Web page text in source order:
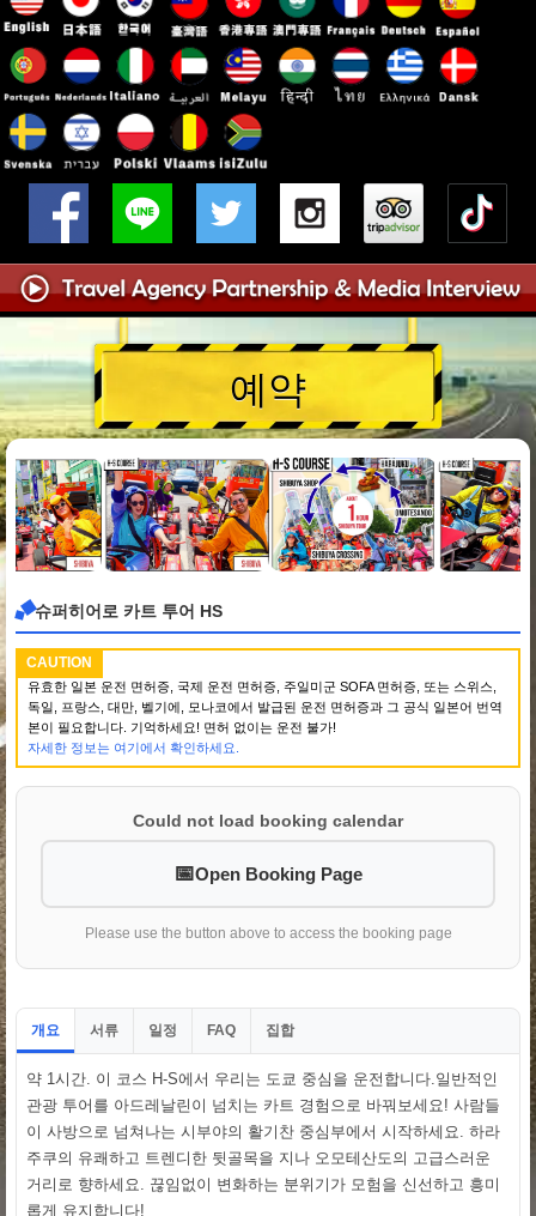
예약
슈퍼히어로 카트 투어 HS
CAUTION
유효한 일본 운전 면허증, 국제 운전 면허증, 주일미군 SOFA 면허증, 또는 스위스,
독일, 프랑스, 대만, 벨기에, 모나코에서 발급된 운전 면허증과 그 공식 일본어 번역
본이 필요합니다. 기억하세요! 면허 없이는 운전 불가!
자세한 정보는 여기에서 확인하세요.
Could not load booking calendar
Open Booking Page
Please use the button above to access the booking page
개요 서류 일정 FAQ 집합
약 1시간. 이 코스 H-S에서 우리는 도쿄 중심을 운전합니다.일반적인
관광 투어를 아드레날린이 넘치는 카트 경험으로 바꿔보세요! 사람들
이 사방으로 넘쳐나는 시부야의 활기찬 중심부에서 시작하세요. 하라
주쿠의 유쾌하고 트렌디한 뒷골목을 지나 오모테산도의 고급스러운
거리로 향하세요. 끊임없이 변화하는 분위기가 모험을 신선하고 흥미
롭게 유지합니다!